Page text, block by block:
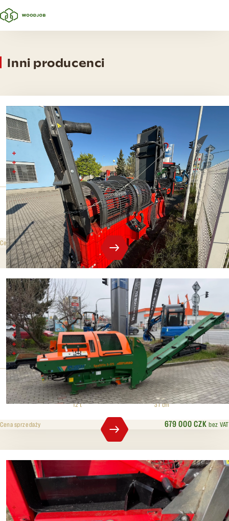
Inni producenci
Krpan CS 4218 PRO
Siła rozłupywania 18 t
Do średnicy 42 cm
System rozłupywania „2 Speed Automatic” w standardzie
Ciśnienie rozdzielające
18 t
Maks. średnica
42 cm
499 000 CZKbez VAT
Cena sprzedaży
Posch Spaltfix 375
Maksymalna średnica pnia 37 cm
Siła cięcia 12 t
Sterowanie za pomocą joysticka
Tarcza wideo
Ciśnienie rozdzielające
12 t
Maks. średnica
37 cm
679 000 CZKbez VAT
Cena sprzedaży
Bala AGRI 37EZ
Napęd ciągnikowy lub elektryczny 7 kW,
Siła cięcia 8,5 tony